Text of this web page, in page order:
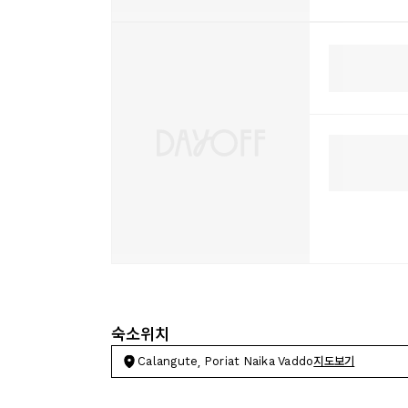
숙소위치
Calangute, Poriat Naika Vaddo지도보기